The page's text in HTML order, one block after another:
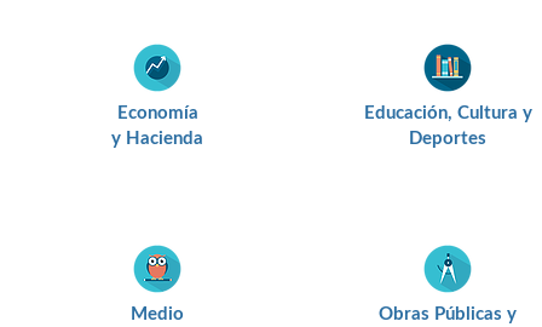
Economía
y Hacienda
Educación, Cultura y
Deportes
Medio Obras Públicas y